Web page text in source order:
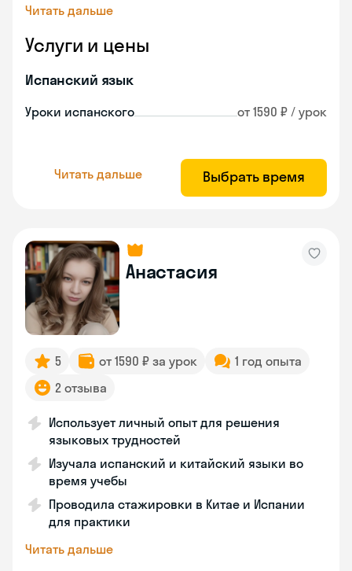
Читать дальше
Услуги и цены
Испанский язык
Уроки испанского от 1590 ₽ / урок
Читать дальше Выбрать время
Анастасия
5 от 1590 ₽ за урок
1 год опыта
2 отзыва
Использует личный опыт для решения
языковых трудностей
Изучала испанский и китайский языки во
время учебы
Проводила стажировки в Китае и Испании
для практики
Читать дальше